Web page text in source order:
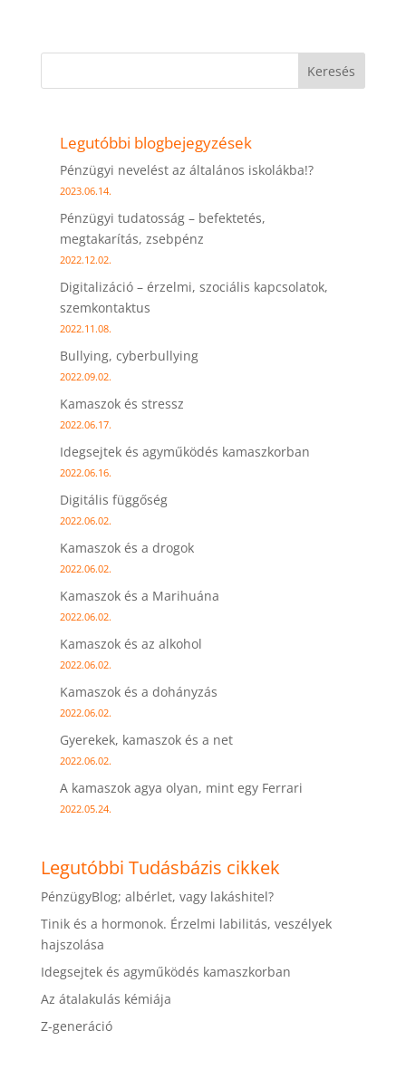
Keresés
Legutóbbi blogbejegyzések
Pénzügyi nevelést az általános iskolákba!?
2023.06.14.
Pénzügyi tudatosság – befektetés,
megtakarítás, zsebpénz
2022.12.02.
Digitalizáció – érzelmi, szociális kapcsolatok,
szemkontaktus
2022.11.08.
Bullying, cyberbullying
2022.09.02.
Kamaszok és stressz
2022.06.17.
Idegsejtek és agyműködés kamaszkorban
2022.06.16.
Digitális függőség
2022.06.02.
Kamaszok és a drogok
2022.06.02.
Kamaszok és a Marihuána
2022.06.02.
Kamaszok és az alkohol
2022.06.02.
Kamaszok és a dohányzás
2022.06.02.
Gyerekek, kamaszok és a net
2022.06.02.
A kamaszok agya olyan, mint egy Ferrari
2022.05.24.
Legutóbbi Tudásbázis cikkek
PénzügyBlog; albérlet, vagy lakáshitel?
Tinik és a hormonok. Érzelmi labilitás, veszélyek
hajszolása
Idegsejtek és agyműködés kamaszkorban
Az átalakulás kémiája
Z-generáció